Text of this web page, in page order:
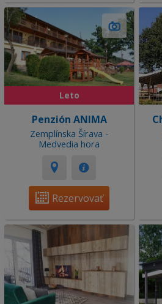
Leto
Penzión ANIMA
Zemplínska Šírava -
Medvedia hora
Rezervovať